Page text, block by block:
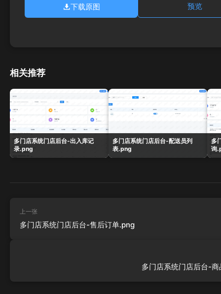
下载原图 预览
相关推荐
多门店系统门店后台-出入库记
录.png
多门店系统门店后台-配送员列
表.png
多
询
上一张
多门店系统门店后台-售后订单.png
多门店系统门店后台-